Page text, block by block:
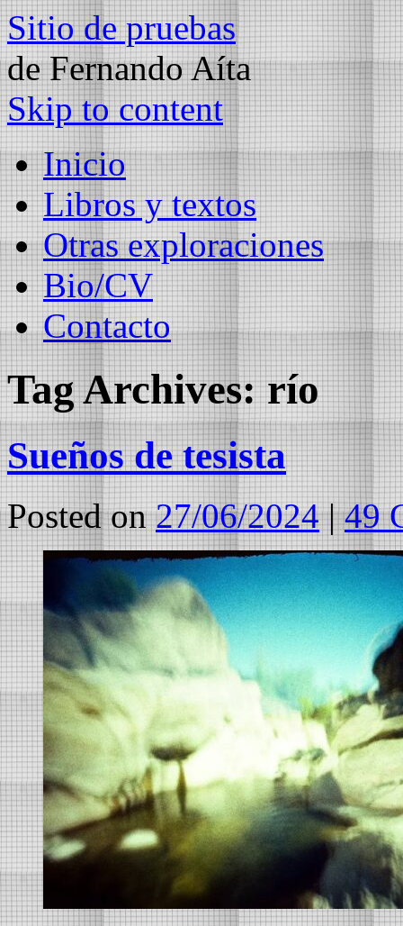
Sitio de pruebas
de Fernando Aíta
Skip to content
Inicio
Libros y textos
Otras exploraciones
Bio/CV
Contacto
Tag Archives:río
Sueños de tesista
Posted on 27/06/2024 | 49